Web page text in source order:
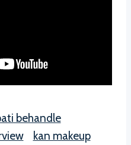
behandle
kan makeup